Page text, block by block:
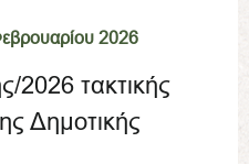
2026
2026 τακτικής
Δημοτικής